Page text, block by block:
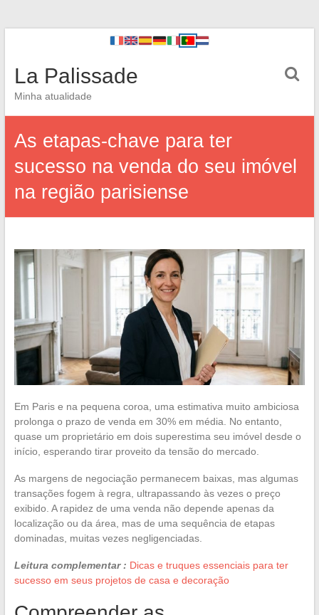
La Palissade
Minha atualidade
As etapas-chave para ter
sucesso na venda do seu imóvel
na região parisiense
Em Paris e na pequena coroa, uma estimativa muito ambiciosa
prolonga o prazo de venda em 30% em média. No entanto,
quase um proprietário em dois superestima seu imóvel desde o
início, esperando tirar proveito da tensão do mercado.
As margens de negociação permanecem baixas, mas algumas
transações fogem à regra, ultrapassando às vezes o preço
exibido. A rapidez de uma venda não depende apenas da
localização ou da área, mas de uma sequência de etapas
dominadas, muitas vezes negligenciadas.
Leitura complementar : Dicas e truques essenciais para ter
sucesso em seus projetos de casa e decoração